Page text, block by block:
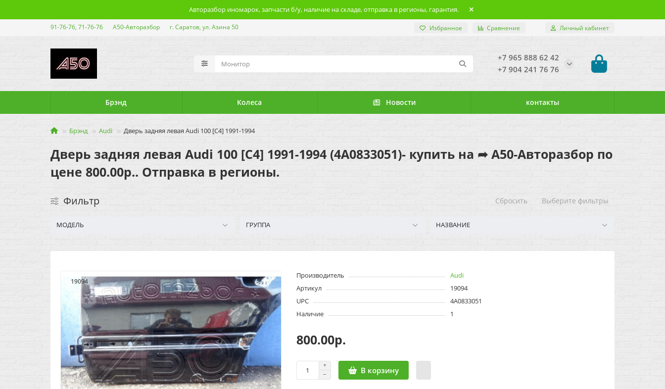
Авторазбор иномарок, запчасти б/у, наличие на складе, отправка в регионы, гарантия.
91-76-76, 71-76-76 А50-Авторазбор г. Саратов, ул. Азина 50 Избранное Сравнение Личный кабинет
+7 965 888 62 42
+7 904 241 76 76
Брэнд Колеса Новости контакты
Брэнд Audi Дверь задняя левая Audi 100 [C4] 1991-1994
Дверь задняя левая Audi 100 [C4] 1991-1994 (4A0833051)- купить на ➦ А50-Авторазбор по
цене 800.00р.. Отправка в регионы.
Фильтр Сбросить Выберите фильтры
МОДЕЛЬ ГРУППА НАЗВАНИЕ
19094
Производитель
Audi
Артикул
19094
UPC
4A0833051
Наличие
1
800.00р.
В корзину